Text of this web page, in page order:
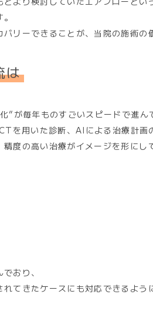
リーできることが、当院の施術の
は
”が毎年ものすごいスピードで進ん
を用いた診断、AIによる治療計画
度の高い治療がイメージを形にし
おり、
てきたケースにも対応できるよう